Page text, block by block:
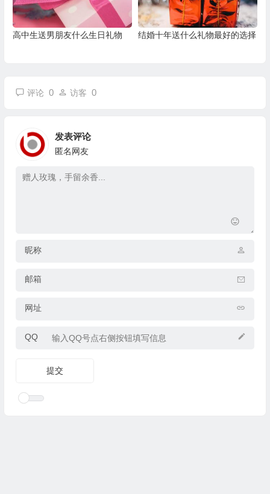
高中生送男朋友什么生日礼物 结婚十年送什么礼物最好的选择
评论 0 访客 0
发表评论
匿名网友
昵称
邮箱
网址
QQ